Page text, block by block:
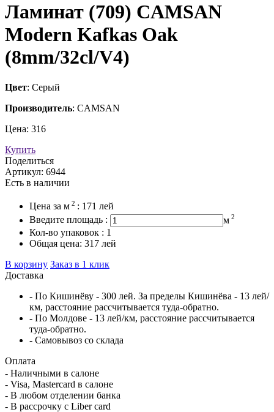
Ламинат (709) CAMSAN
Modern Kafkas Oak
(8mm/32cl/V4)
Цвет: Серый
Производитель: CAMSAN
Цена: 316
Купить
Поделиться
Артикул: 6944
Есть в наличии
Цена за м 2 : 171 лей
Введите площадь :
м 2
Кол-во упаковок : 1
Общая цена: 317 лей
В корзину Заказ в 1 клик
Доставка
- По Кишинёву - 300 лей. За пределы Кишинёва - 13 лей/
км, расстояние рассчитывается туда-обратно.
- По Молдове - 13 лей/км, расстояние рассчитывается
туда-обратно.
- Самовывоз со склада
Оплата
- Наличными в салоне
- Visa, Mastercard в салоне
- В любом отделении банка
- В рассрочку c Liber card